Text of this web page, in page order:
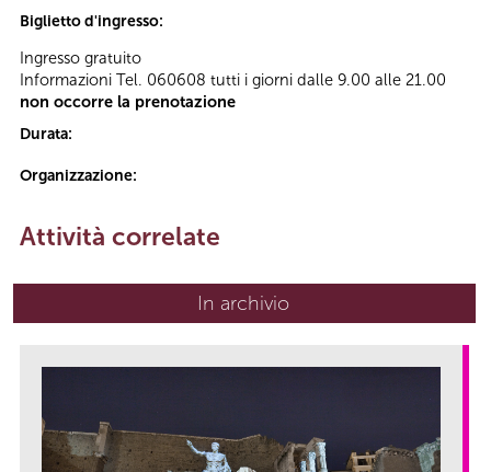
Biglietto d'ingresso:
Ingresso gratuito
Informazioni Tel. 060608 tutti i giorni dalle 9.00 alle 21.00
non occorre la prenotazione
Durata:
Organizzazione:
Attività correlate
In archivio